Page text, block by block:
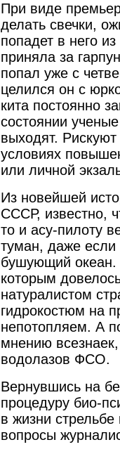
При виде
делать свечки,
попадет в него
приняла за
попал уже с
целился он с
кита постоянно
состоянии
выходят.
условиях
или личной
Из новейшей
СССР, известно,
то и асу-пилоту
туман, даже
бушующий океан.
которым
натуралистом
гидрокостюм на
непотопляем. А
мнению
водолазов ФСО.
Вернувшись на
процедуру био-
в жизни
вопросы